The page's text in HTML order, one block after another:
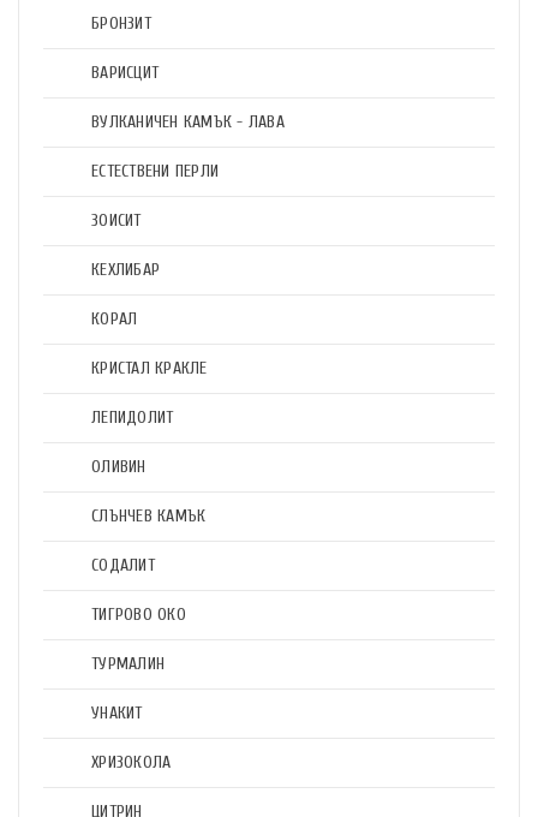
БРОНЗИТ
ВАРИСЦИТ
ВУЛКАНИЧЕН КАМЪК - ЛАВА
ЕСТЕСТВЕНИ ПЕРЛИ
ЗОИСИТ
КЕХЛИБАР
КОРАЛ
КРИСТАЛ КРАКЛЕ
ЛЕПИДОЛИТ
ОЛИВИН
СЛЪНЧЕВ КАМЪК
СОДАЛИТ
ТИГРОВО ОКО
ТУРМАЛИН
УНАКИТ
ХРИЗОКОЛА
ЦИТРИН